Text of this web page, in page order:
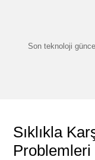
Son teknoloji
Sıklıkla
Problemleri